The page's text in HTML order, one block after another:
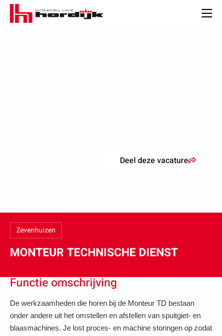
Koninklijke
Hordijk
MONTEUR TECHNISCHE DIENST
Zevenhuizen
Deel deze vacature
Functie omschrijving
De werkzaamheden die horen bij de Monteur TD bestaan
onder andere uit het omstellen en afstellen van spuitgiet- en
blaasmachines. Je lost proces- en machine storingen op zodat